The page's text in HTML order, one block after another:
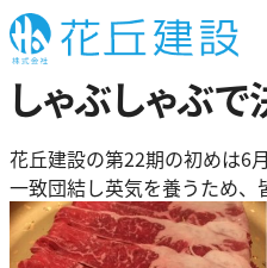
内
容
を
ス
ッ
プ
しゃぶしゃぶ
花丘建設の第22期の初めは6
一致団結し英気を養うため